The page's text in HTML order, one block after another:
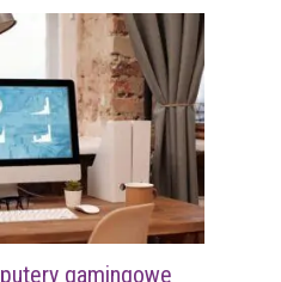
gamingowe